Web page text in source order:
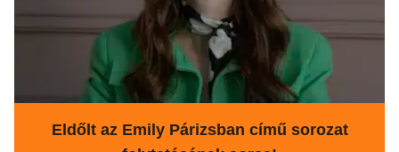
Eldőlt az Emily Párizsban című sorozat